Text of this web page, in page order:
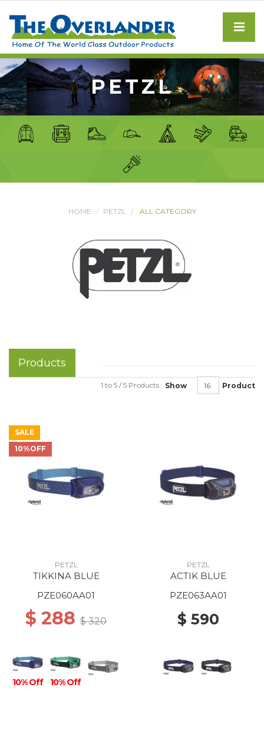
PETZL
HOME PETZL ALL CATEGORY
Products
Show Product
1 to 5 / 5 Products
SALE
10%OFF
PETZL
TIKKINA BLUE
PZE060AA01
$ 288 $ 320
10% Off 10% Off
PETZL
ACTIK BLUE
PZE063AA01
$ 590